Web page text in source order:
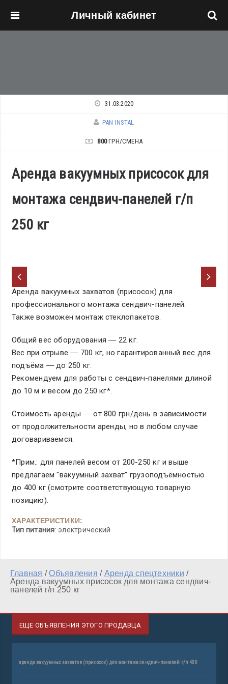
Личный кабинет
31.03.2020
PAN INSTAL
800 ГРН/СМЕНА
Аренда вакуумных присосок для
монтажа сендвич-панелей г/п
250 кг
Аренда вакуумных захватов (присосок) для
профессионального монтажа сендвич-панелей.
Также возможен монтаж стеклопакетов.
Общий вес оборудования ― 22 кг.
Вес при отрыве ― 700 кг, но гарантированный вес для
подъёма ― до 250 кг.
Рекомендуем для работы с сендвич-панелями длиной
до 10 м и весом до 250 кг*.
Стоимость аренды ― от 800 грн/день в зависимости
от продолжительности аренды, но в любом случае
договариваемся.
*Прим.: для панелей весом от 200-250 кг и выше
предлагаем "вакуумный захват" грузоподъёмностью
до 400 кг (смотрите соответствующую товарную
позицию).
ХАРАКТЕРИСТИКИ:
Тип питания: электрический
Главная / Объявления / Аренда спецтехники /
Аренда вакуумных присосок для монтажа сендвич-
панелей г/п 250 кг
ЕЩЕ ОБЪЯВЛЕНИЯ ЭТОГО ПРОДАВЦА
аренда вакуумных захватов (присосок) для монтажа сендвич-панелей г/п 400